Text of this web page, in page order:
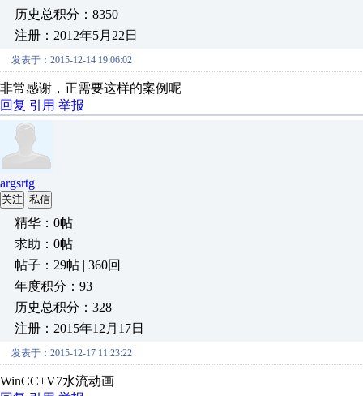
历史总积分：8350
注册：2012年5月22日
发表于：2015-12-14 19:06:02
非常感谢，正需要这样的案例呢
回复 引用 举报
argsrtg
关注 私信
精华：0帖
求助：0帖
帖子：29帖 | 360回
年度积分：93
历史总积分：328
注册：2015年12月17日
发表于：2015-12-17 11:23:22
WinCC+V7水流动画